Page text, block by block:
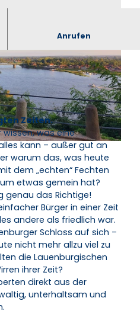
SA
Anrufen
Erlebnisführung mit
Zeiten.
was eine
kann – außer gut an
warum das, was heute
dem „echten“ Fechten
etwas gemein hat?
genau das Richtige!
Bürger in einer Zeit
andere als friedlich war.
Schloss auf sich –
nicht mehr allzu viel zu
die Lauenburgischen
ihrer Zeit?
direkt aus der
unterhaltsam und